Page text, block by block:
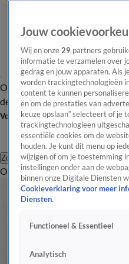
OverzichtAfleveringen
de redactieNieuwsbrief
Volg Shownieuws
Zoeken
OverzichtEntertainment
Jouw
Wij en onze 29 partners
informatie te verzamelen over
gedrag en jouw apparaten. Als
worden trackingtechnologieën
content te kunnen
en om de prestaties van
keuze opslaan” selecteert of
trackingtechnologieën
essentiële cookies om de
houden. Je kunt dit menu op
wijzigen of om je toestemming
instellingen onder aan de
binnen onze Digitale Diensten
Cookieverklaring voor meer
Diensten.
Functioneel & Essentieel
Analytisch